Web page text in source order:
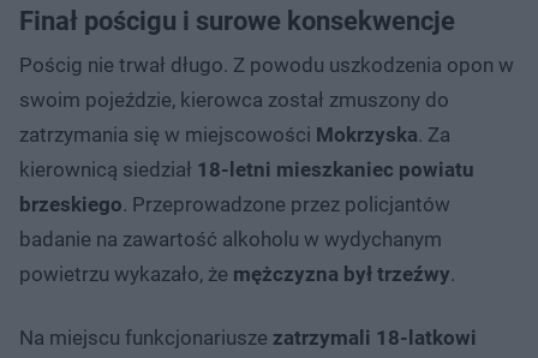
Finał pościgu i surowe konsekwencje
Pościg nie trwał długo. Z powodu uszkodzenia opon w
swoim pojeździe, kierowca został zmuszony do
zatrzymania się w miejscowości Mokrzyska. Za
kierownicą siedział 18-letni mieszkaniec powiatu
brzeskiego. Przeprowadzone przez policjantów
badanie na zawartość alkoholu w wydychanym
powietrzu wykazało, że mężczyzna był trzeźwy.
Na miejscu funkcjonariusze zatrzymali 18-latkowi